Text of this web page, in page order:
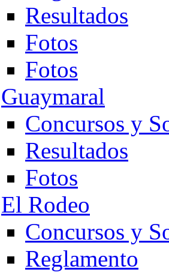
Resultados
Fotos
Fotos
Guaymaral
Concursos y
Resultados
Fotos
El Rodeo
Concursos y
Reglamento